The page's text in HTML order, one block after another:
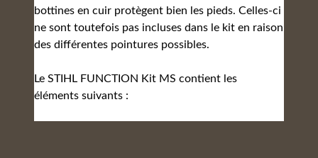
bottines en cuir protègent bien les pieds. Celles-ci
ne sont toutefois pas incluses dans le kit en raison
des différentes pointures possibles.
Le STIHL FUNCTION Kit MS contient les
éléments suivants :